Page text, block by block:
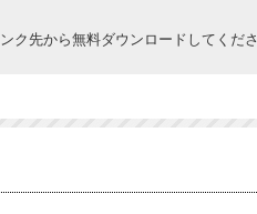
ク先から無料ダウンロードしてくださ